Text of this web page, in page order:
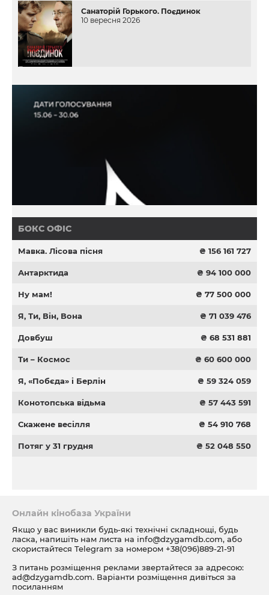
Санаторій Горького. Поєдинок
10 вересня 2026
БОКС ОФІС
Мавка. Лісова пісня ₴ 156 161 727
Антарктида ₴ 94 100 000
Ну мам! ₴ 77 500 000
Я, Ти, Він, Вона ₴ 71 039 476
Довбуш ₴ 68 531 881
Ти – Космос ₴ 60 600 000
Я, «Побєда» і Берлін ₴ 59 324 059
Конотопська відьма ₴ 57 443 591
Скажене весілля ₴ 54 910 768
Потяг у 31 грудня ₴ 52 048 550
Онлайн кінобаза України
Якщо у вас виникли будь-які технічні складнощі, будь
ласка, напишіть нам листа на info@dzygamdb.com, або
скористайтеся Telegram за номером +38(096)889-21-91
З питань розміщення реклами звертайтеся за адресою:
ad@dzygamdb.com. Варіанти розміщення дивіться за
посиланням